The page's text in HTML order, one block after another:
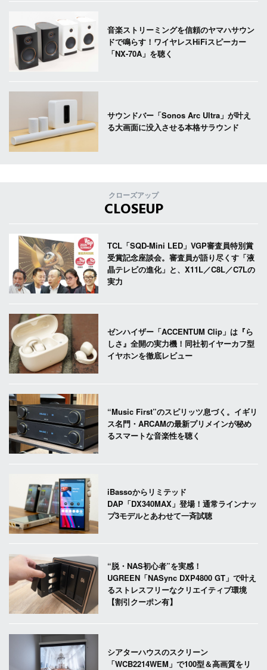
音楽ストリーミングを信頼のヤマハサウン
ドで鳴らす！ワイヤレスHiFiスピーカー
「NX-70A」を聴く
サウンドバー「Sonos Arc Ultra」が叶え
る大画面に没入させる本格サラウンド
クローズアップ
CLOSEUP
TCL「SQD-Mini LED」VGP審査員特別賞
受賞記念座談会。審査員が語り尽くす「液
晶テレビの進化」と、X11L／C8L／C7Lの
実力
ゼンハイザー「ACCENTUM Clip」は『ら
しさ』全開の実力機！同社初イヤーカフ型
イヤホンを徹底レビュー
“Music First”のスピリッツ息づく。イギリ
ス名門・ARCAMの最新プリメインが秘め
るスマートな音楽性を聴く
iBassoからリミテッド
DAP「DX340MAX」登場！通常ラインナッ
プ3モデルとあわせて一斉試聴
“脱・NAS初心者”を実感！
UGREEN「NASync DXP4800 GT」で叶え
るストレスフリーなクリエイティブ環境
【割引クーポン有】
シアターハウスのスクリーン
「WCB2214WEM」で100型＆高画質をリ